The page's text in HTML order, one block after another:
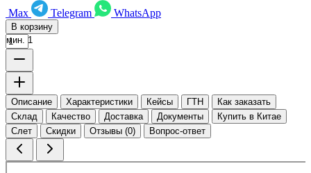
Max
Telegram WhatsApp
В корзину
мин. 1
Описание Характеристики Кейсы ГТН
Как заказать
Склад
Качество Доставка Документы
Купить в Китае
Слет
Скидки Отзывы (0) Вопрос-ответ